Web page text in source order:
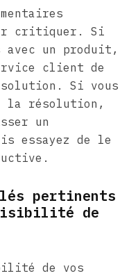
critiquer. Si
avec un produit,
client de
Si vous
la résolution,
un
essayez de le
pertinents
de
de vos